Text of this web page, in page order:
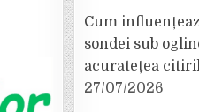
Cum
sondei sub
acuratețea
27/07/2026